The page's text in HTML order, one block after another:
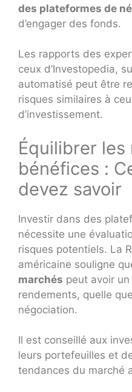
des plateformes de
d’engager des fonds.
Les rapports des
ceux d’Investopedia,
automatisé peut être
risques similaires à
d’investissement.
Équilibrer
bénéfices :
devez savoir
Investir dans des
nécessite une
risques potentiels. La
américaine souligne
marchés peut avoir
rendements, quelle
négociation.
Il est conseillé aux
leurs portefeuilles et
tendances du marché